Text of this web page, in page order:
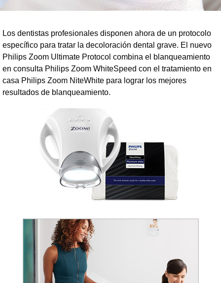
Los dentistas profesionales disponen ahora de un protocolo
específico para tratar la decoloración dental grave. El nuevo
Philips Zoom Ultimate Protocol combina el blanqueamiento
en consulta Philips Zoom WhiteSpeed con el tratamiento en
casa Philips Zoom NiteWhite para lograr los mejores
resultados de blanqueamiento.